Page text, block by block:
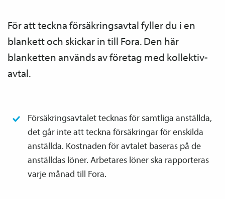
För att teckna försäkrings­avtal fyller du i en
blankett och skickar in till Fora.Den här
blanketten används av företag med kollektiv­
avtal.
Försäkrings­avtalet tecknas för samtliga anställda,
det går inte att teckna försäkringar för enskilda
anställda. Kostnaden för avtalet baseras på de
anställdas löner. Arbetares löner ska rapporteras
varje månad till Fora.